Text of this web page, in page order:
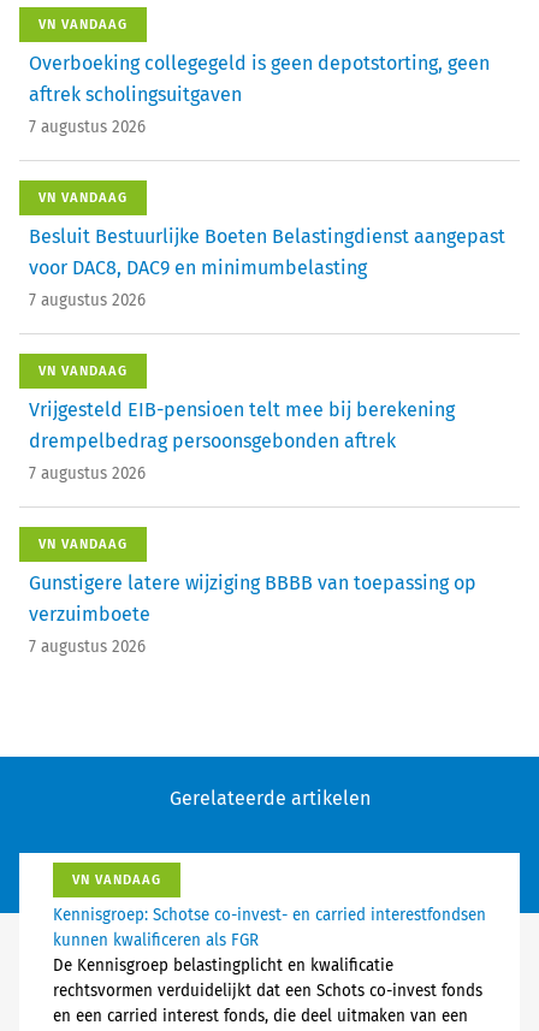
VN VANDAAG
Overboeking collegegeld is geen depotstorting, geen
aftrek scholingsuitgaven
7 augustus 2026
VN VANDAAG
Besluit Bestuurlijke Boeten Belastingdienst aangepast
voor DAC8, DAC9 en minimumbelasting
7 augustus 2026
VN VANDAAG
Vrijgesteld EIB-pensioen telt mee bij berekening
drempelbedrag persoonsgebonden aftrek
7 augustus 2026
VN VANDAAG
Gunstigere latere wijziging BBBB van toepassing op
verzuimboete
7 augustus 2026
Gerelateerde artikelen
VN VANDAAG
Kennisgroep: Schotse co-invest- en carried interestfondsen
kunnen kwalificeren als FGR
De Kennisgroep belastingplicht en kwalificatie
rechtsvormen verduidelijkt dat een Schots co-invest fonds
en een carried interest fonds, die deel uitmaken van een